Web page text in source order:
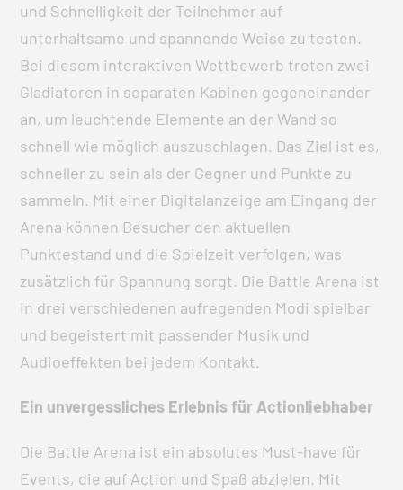
und Schnelligkeit der Teilnehmer auf
unterhaltsame und spannende Weise zu testen.
Bei diesem interaktiven Wettbewerb treten zwei
Gladiatoren in separaten Kabinen gegeneinander
an, um leuchtende Elemente an der Wand so
schnell wie möglich auszuschlagen. Das Ziel ist es,
schneller zu sein als der Gegner und Punkte zu
sammeln. Mit einer Digitalanzeige am Eingang der
Arena können Besucher den aktuellen
Punktestand und die Spielzeit verfolgen, was
zusätzlich für Spannung sorgt. Die Battle Arena ist
in drei verschiedenen aufregenden Modi spielbar
und begeistert mit passender Musik und
Audioeffekten bei jedem Kontakt.
Ein unvergessliches Erlebnis für Actionliebhaber
Die Battle Arena ist ein absolutes Must-have für
Events, die auf Action und Spaß abzielen. Mit